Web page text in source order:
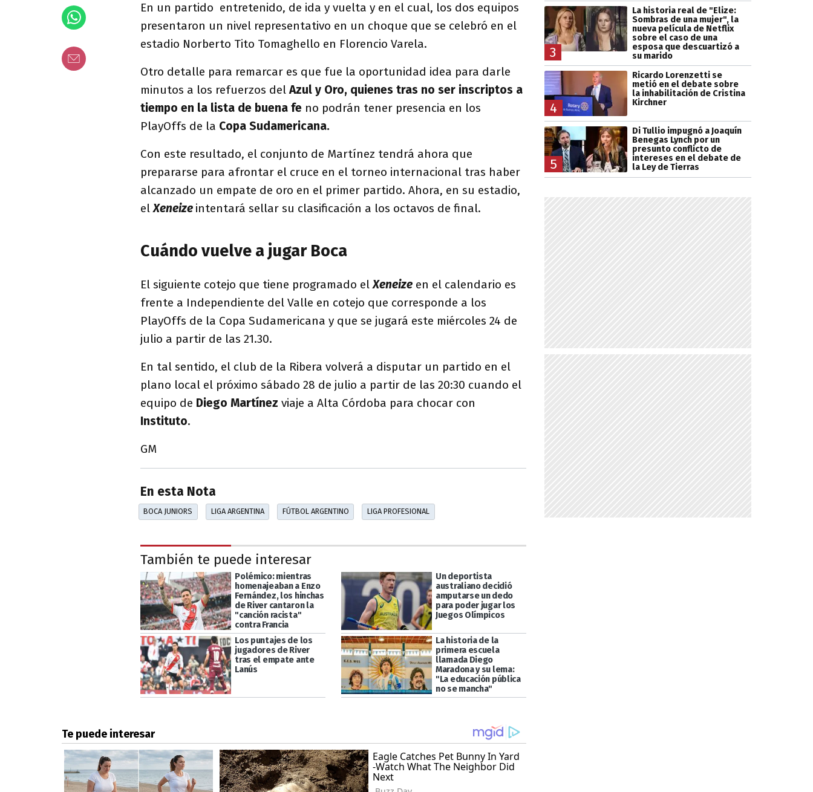
En un partido entretenido, de ida y vuelta y en el cual, los dos equipos
presentaron un nivel representativo en un choque que se celebró en el
estadio Norberto Tito Tomaghello en Florencio Varela.
Otro detalle para remarcar es que fue la oportunidad idea para darle
minutos a los refuerzos delAzul y Oro, quienes tras no ser inscriptos a
tiempo en la lista de buena fe no podrán tener presencia en los
PlayOffs de la Copa Sudamericana.
Con este resultado, el conjunto de Martínez tendrá ahora que
prepararse para afrontar el cruce en el torneo internacional tras haber
alcanzado un empate de oro en el primer partido. Ahora, en su estadio,
elXeneize intentará sellar su clasificación a los octavos de final.
Cuándo vuelve a jugar Boca
El siguiente cotejo que tiene programado elXeneize en el calendario es
frente a Independiente del Valle en cotejo que corresponde a los
PlayOffs de la Copa Sudamericana y que se jugará este miércoles 24 de
julio a partir de las 21.30.
En tal sentido, el club de la Ribera volverá a disputar un partido en el
plano local el próximo sábado 28 de julio a partir de las 20:30 cuando el
equipo de Diego Martínez viaje a Alta Córdoba para chocar con
Instituto.
GM
En esta Nota
BOCA JUNIORS LIGA ARGENTINA FÚTBOL ARGENTINO LIGA PROFESIONAL
También te puede interesar
Polémico: mientras
homenajeaban a Enzo
Fernández, los hinchas
de River cantaron la
"canción racista"
contra Francia
Un deportista
australiano decidió
amputarse un dedo
para poder jugar los
Juegos Olímpicos
Los puntajes de los
jugadores de River
tras el empate ante
Lanús
La historia de la
primera escuela
llamada Diego
Maradona y su lema:
"La educación pública
no se mancha"
3
La historia real de "Elize:
Sombras de una mujer", la
nueva película de Netflix
sobre el caso de una
esposa que descuartizó a
su marido
4
Ricardo Lorenzetti se
metió en el debate sobre
la inhabilitación de Cristina
Kirchner
5
Di Tullio impugnó a Joaquín
Benegas Lynch por un
presunto conflicto de
intereses en el debate de
la Ley de Tierras